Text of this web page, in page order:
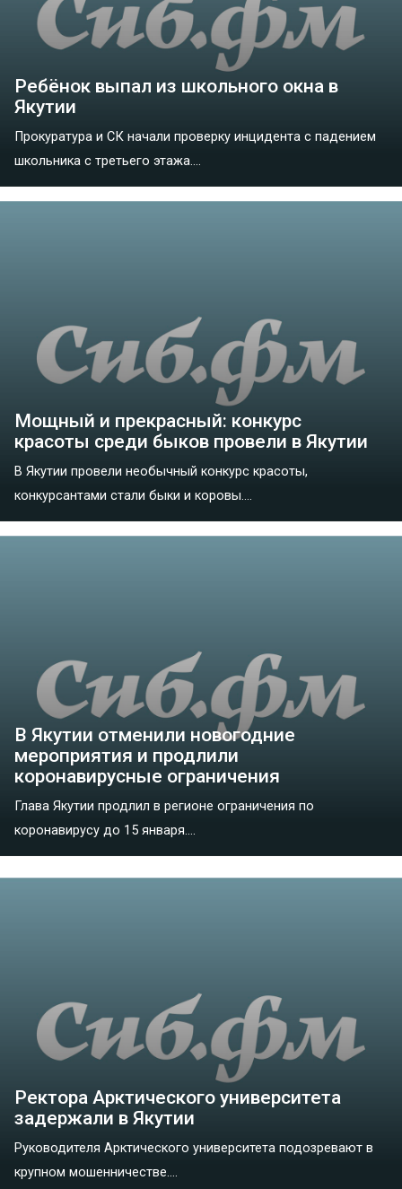
Ребёнок выпал из школьного окна в
Якутии
Прокуратура и СК начали проверку инцидента с падением
школьника с третьего этажа....
Мощный и прекрасный: конкурс
красоты среди быков провели в Якутии
В Якутии провели необычный конкурс красоты,
конкурсантами стали быки и коровы....
В Якутии отменили новогодние
мероприятия и продлили
коронавирусные ограничения
Глава Якутии продлил в регионе ограничения по
коронавирусу до 15 января....
Ректора Арктического университета
задержали в Якутии
Руководителя Арктического университета подозревают в
крупном мошенничестве....